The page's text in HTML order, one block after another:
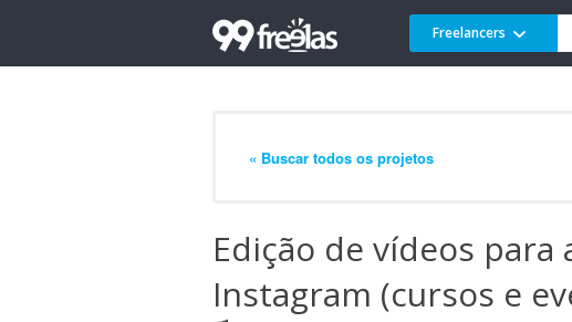
Freelancers
« Buscar todos os projetos
Edição de vídeos para
Instagram (cursos e